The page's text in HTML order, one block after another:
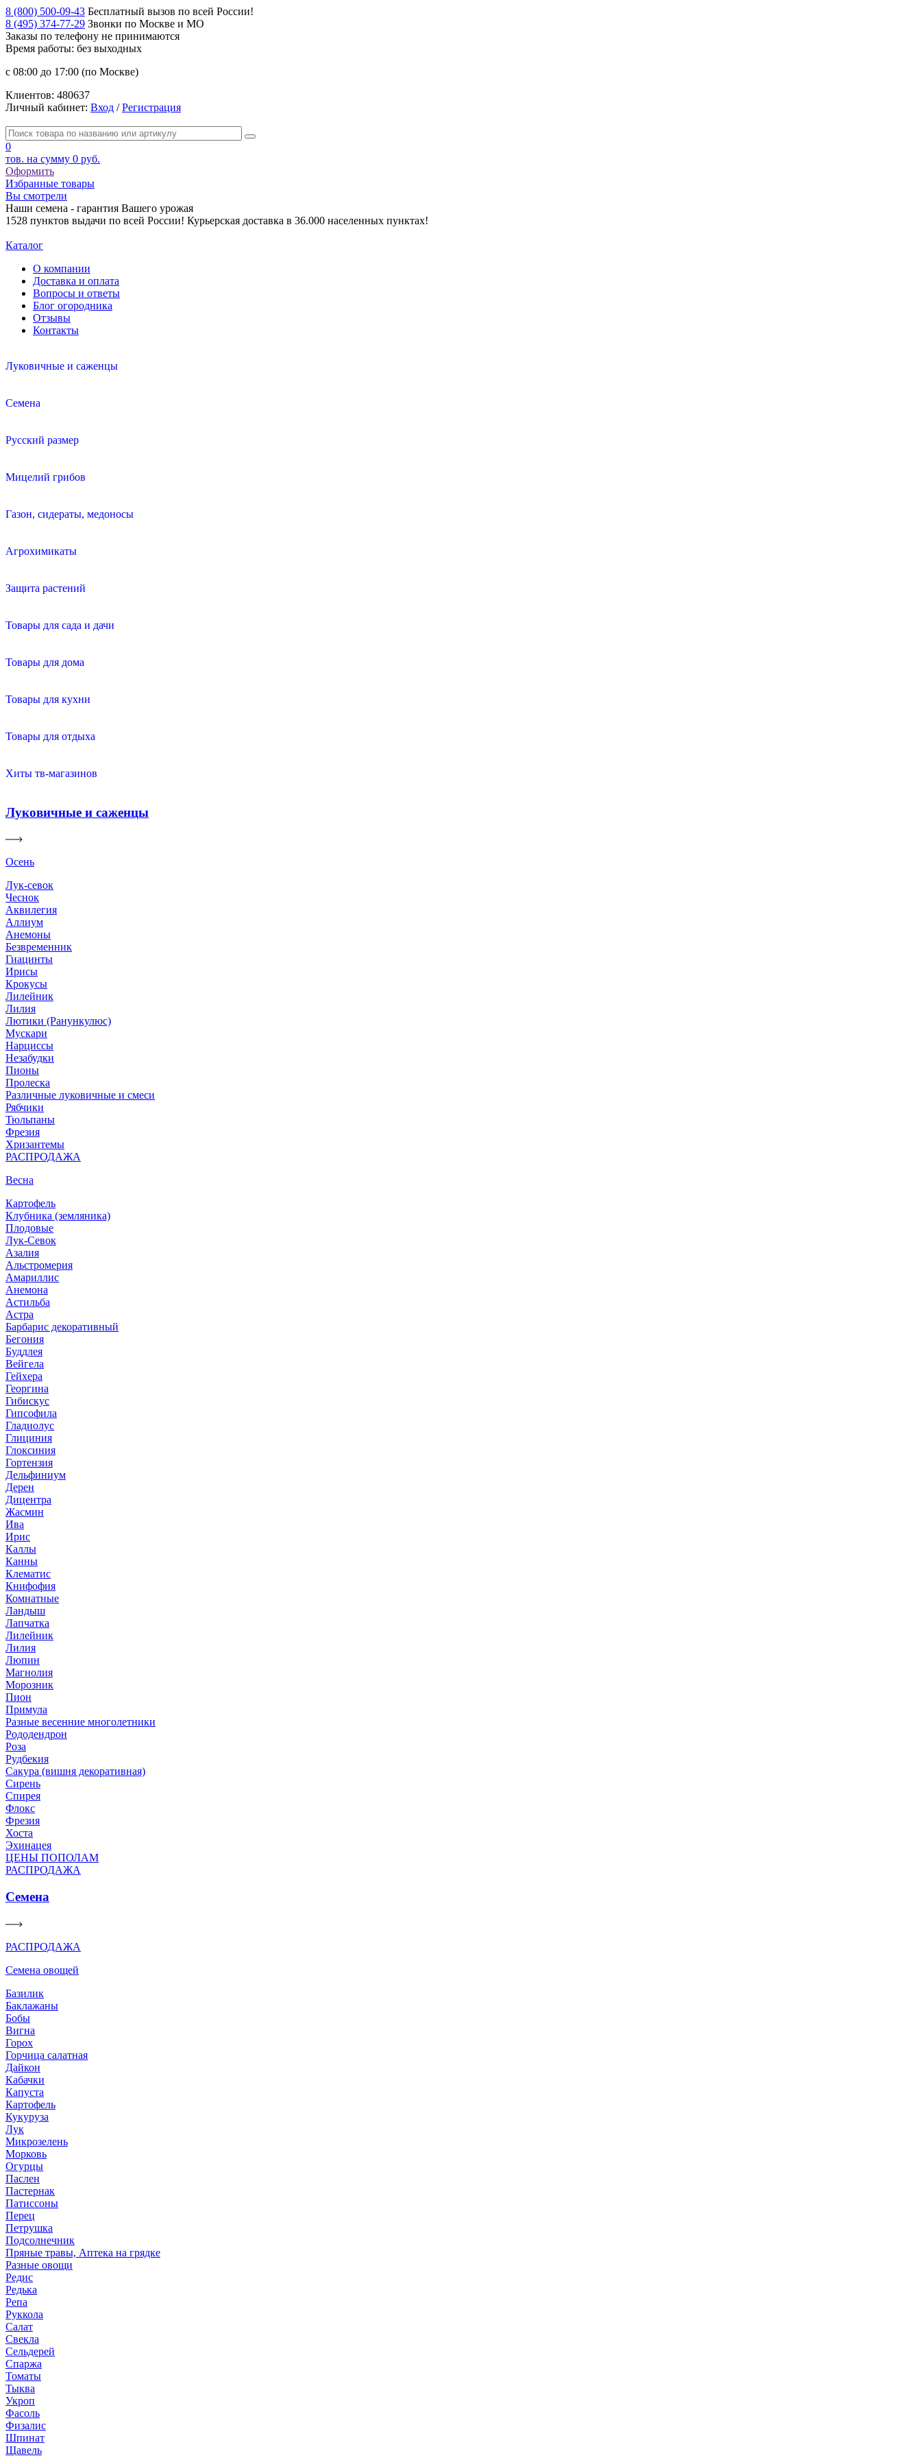
8 (800) 500-09-43 Бесплатный вызов по всей России!
8 (495) 374-77-29 Звонки по Москве и МО
Заказы по телефону не принимаются
Время работы: без выходных
с 08:00 до 17:00 (по Москве)
Клиентов: 480637
Личный кабинет: Вход /Регистрация
0
тов. на сумму 0 руб.
Оформить
Избранные товары
Вы смотрели
Наши семена - гарантия Вашего урожая
1528 пунктов выдачи по всей России! Курьерская доставка в 36.000 населенных пунктах!
Каталог
О компании
Доставка и оплата
Вопросы и ответы
Блог огородника
Отзывы
Контакты
Луковичные и саженцы
Семена
Русский размер
Мицелий грибов
Газон, сидераты, медоносы
Агрохимикаты
Защита растений
Товары для сада и дачи
Товары для дома
Товары для кухни
Товары для отдыха
Хиты тв-магазинов
Луковичные и саженцы
Осень
Лук-севок
Чеснок
Аквилегия
Аллиум
Анемоны
Безвременник
Гиацинты
Ирисы
Крокусы
Лилейник
Лилия
Лютики (Ранункулюс)
Мускари
Нарцисcы
Незабудки
Пионы
Пролеска
Различные луковичные и смеси
Рябчики
Тюльпаны
Фрезия
Хризантемы
РАСПРОДАЖА
Весна
Картофель
Клубника (земляника)
Плодовые
Лук-Севок
Азалия
Альстромерия
Амариллис
Анемона
Астильба
Астра
Барбарис декоративный
Бегония
Буддлея
Вейгела
Гейхера
Георгина
Гибискус
Гипсофила
Гладиолус
Глициния
Глоксиния
Гортензия
Дельфиниум
Дерен
Дицентра
Жасмин
Ива
Ирис
Каллы
Канны
Клематис
Книфофия
Комнатные
Ландыш
Лапчатка
Лилейник
Лилия
Люпин
Магнолия
Морозник
Пион
Примула
Разные весенние многолетники
Рододендрон
Роза
Рудбекия
Сакура (вишня декоративная)
Сирень
Спирея
Флокс
Фрезия
Хоста
Эхинацея
ЦЕНЫ ПОПОЛАМ
РАСПРОДАЖА
Семена
РАСПРОДАЖА
Семена овощей
Базилик
Баклажаны
Бобы
Вигна
Горох
Горчица салатная
Дайкон
Кабачки
Капуста
Картофель
Кукуруза
Лук
Микрозелень
Морковь
Огурцы
Паслен
Пастернак
Патиссоны
Перец
Петрушка
Подсолнечник
Пряные травы, Аптека на грядке
Разные овощи
Редис
Редька
Репа
Руккола
Салат
Свекла
Сельдерей
Спаржа
Томаты
Тыква
Укроп
Фасоль
Физалис
Шпинат
Щавель